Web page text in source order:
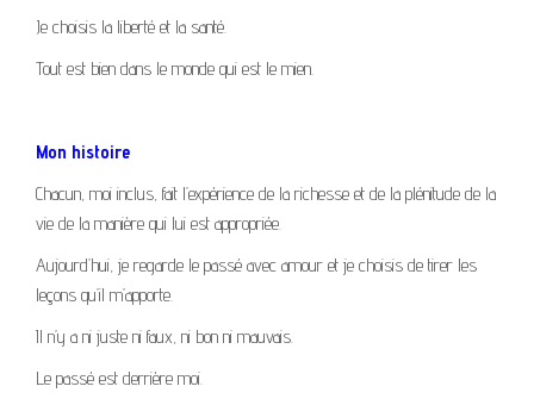
Je choisis la liberté et la santé.
Tout est bien dans le monde qui est le mien.
Mon histoire
Chacun, moi inclus, fait l’expérience de la richesse et de la plénitude de la
vie de la manière qui lui est appropriée.
Aujourd’hui, je regarde le passé avec amour et je choisis de tirer les
leçons qu’il m’apporte.
Il n’y a ni juste ni faux, ni bon ni mauvais.
Le passé est derrière moi.